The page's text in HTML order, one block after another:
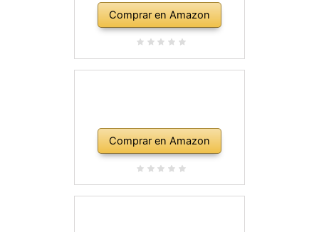
Comprar en Amazon
Comprar en Amazon